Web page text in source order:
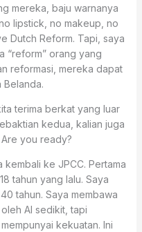
mereka, baju warnanya
lipstick, no makeup, no
Dutch Reform. Tapi, saya
“reform” orang yang
reformasi, mereka dapat
terima berkat yang luar
kedua, kalian juga
you ready?
ke JPCC. Pertama
tahun yang lalu. Saya
tahun. Saya membawa
AI sedikit, tapi
kekuatan. Ini